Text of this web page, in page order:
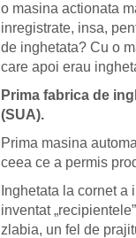
o masina actionata
inregistrate, insa,
de inghetata? Cu o
care apoi erau
Prima fabrica de
(SUA).
Prima masina
ceea ce a permis
Inghetata la cornet
inventat
zlabia, un fel de